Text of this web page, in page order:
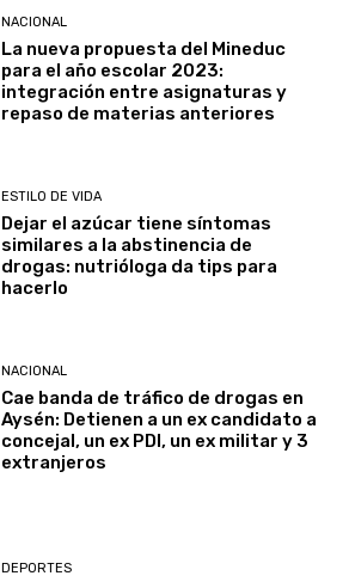
NACIONAL
La nueva propuesta del Mineduc
para el año escolar 2023:
integración entre asignaturas y
repaso de materias anteriores
ESTILO DE VIDA
Dejar el azúcar tiene síntomas
similares a la abstinencia de
drogas: nutrióloga da tips para
hacerlo
NACIONAL
Cae banda de tráfico de drogas en
Aysén: Detienen a un ex candidato a
concejal, un ex PDI, un ex militar y 3
extranjeros
DEPORTES